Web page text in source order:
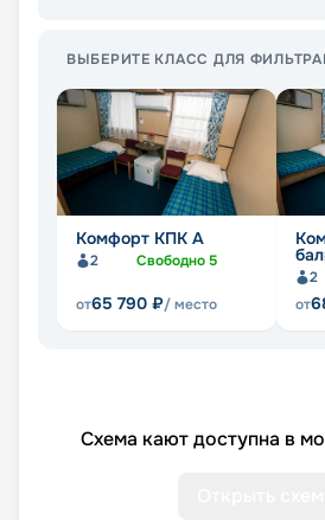
ВЫБЕРИТЕ КЛАСС ДЛЯ
Комфорт КПК А
2 Свободно5
от65 790 ₽/ место
2
от
Схема кают доступна в